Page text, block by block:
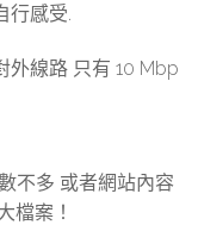
行感受.
外線路 只有 10 Mbp
不多 或者網站內容
檔案！